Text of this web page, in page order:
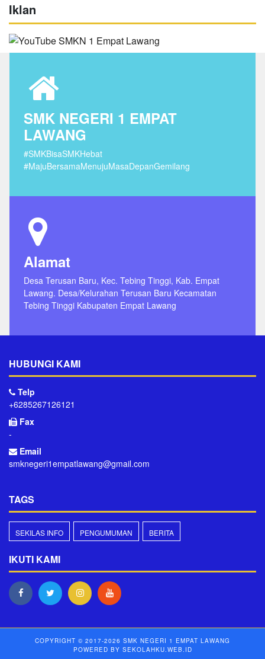
Iklan
SMK NEGERI 1 EMPAT
LAWANG
#SMKBisaSMKHebat
#MajuBersamaMenujuMasaDepanGemilang
Alamat
Desa Terusan Baru, Kec. Tebing Tinggi, Kab. Empat
Lawang. Desa/Kelurahan Terusan Baru Kecamatan
Tebing Tinggi Kabupaten Empat Lawang
HUBUNGI KAMI
Telp
+6285267126121
Fax
-
Email
smknegeri1empatlawang@gmail.com
TAGS
SEKILAS INFO PENGUMUMAN BERITA
IKUTI KAMI
COPYRIGHT © 2017-2026 SMK NEGERI 1 EMPAT LAWANG
POWERED BY SEKOLAHKU.WEB.ID